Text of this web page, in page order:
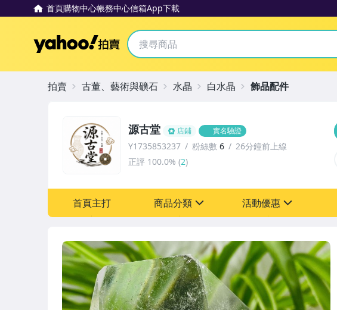
首頁購物中心帳務中心信箱App下載
Yahoo拍賣
源古堂 店鋪 實名驗證
Y1735853237 粉絲數 6
26分鐘前上線
正評 100.0% (2)
首頁主打 商品分類 活動優惠
[全店] 粉絲專享
拍賣 古董、藝術與礦石 水晶 白水晶 飾品配件